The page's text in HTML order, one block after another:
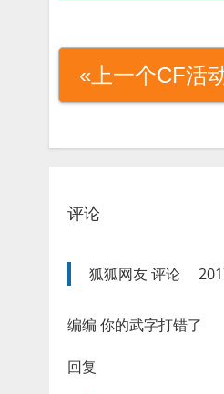
«上一个CF活
评论
狐狐网友评论
编编 你的武字打错了
回复